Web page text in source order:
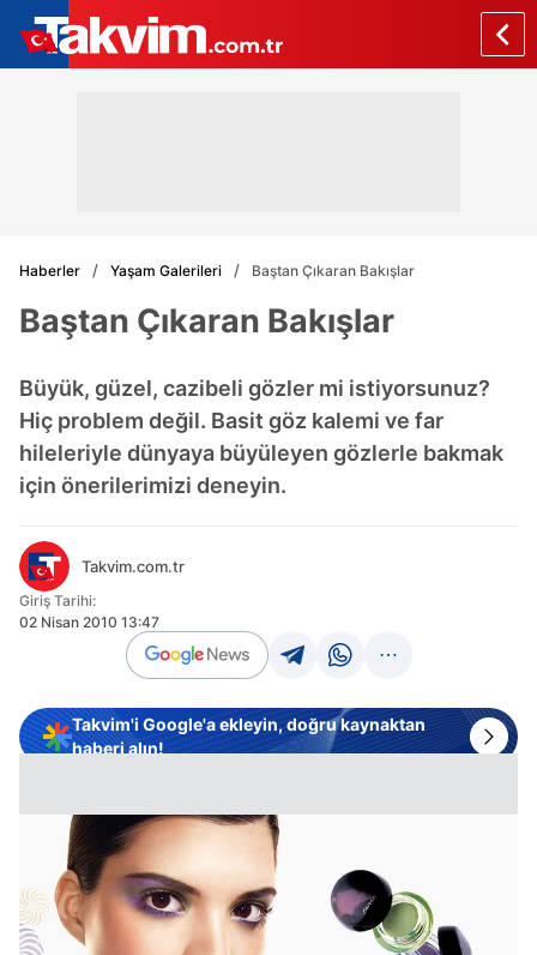
Haberler Yaşam Galerileri Baştan Çıkaran Bakışlar
Baştan Çıkaran Bakışlar
Büyük, güzel, cazibeli gözler mi istiyorsunuz?
Hiç problem değil. Basit göz kalemi ve far
hileleriyle dünyaya büyüleyen gözlerle bakmak
için önerilerimizi deneyin.
Takvim.com.tr
Giriş Tarihi:
02 Nisan 2010 13:47
Takvim'i Google'a ekleyin, doğru kaynaktan
haberi alın!